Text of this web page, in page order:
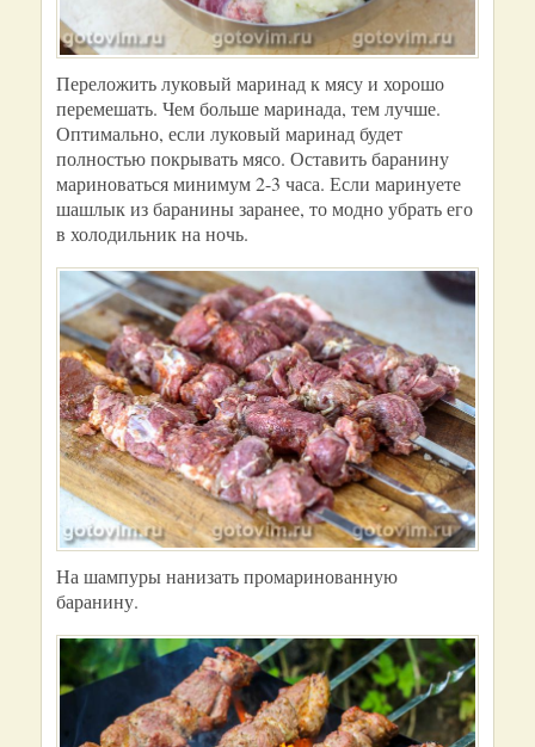
Переложить луковый маринад к мясу и хорошо
перемешать. Чем больше маринада, тем лучше.
Оптимально, если луковый маринад будет
полностью покрывать мясо. Оставить баранину
мариноваться минимум 2-3 часа. Если маринуете
шашлык из баранины заранее, то модно убрать его
в холодильник на ночь.
На шампуры нанизать промаринованную
баранину.